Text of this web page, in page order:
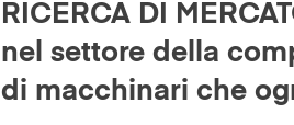
RICERCA DI
nel settore della
di macchinari che